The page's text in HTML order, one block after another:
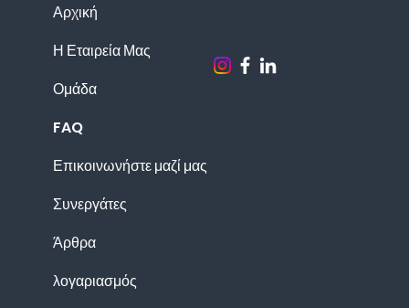
Αρχική
Η Εταιρεία Μας
Ομάδα
FAQ
Επικοινωνήστε μαζί μας
Συνεργάτες
Άρθρα
λογαριασμός